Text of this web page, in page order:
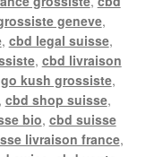
geneve,
, cbd legal suisse,
, cbd livraison
kush grossiste,
cbd shop suisse,
bio, cbd suisse
livraison france,